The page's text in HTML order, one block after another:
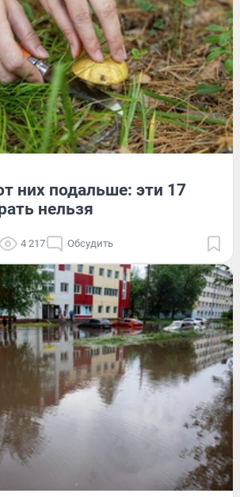
них подальше: эти 17
нельзя
4 217 Обсудить